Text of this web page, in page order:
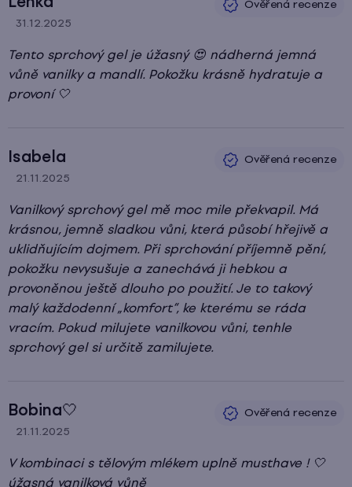
Hodnocení produktu je 5 z 5 hvězdiček.
31.12.2025
Tento sprchový gel je úžasný 😍 nádherná jemná
vůně vanilky a mandlí. Pokožku krásně hydratuje a
provoní 🤍
Isabela
Hodnocení produktu je 5 z 5 hvězdiček.
21.11.2025
Vanilkový sprchový gel mě moc mile překvapil. Má
krásnou, jemně sladkou vůni, která působí hřejivě a
uklidňujícím dojmem. Při sprchování příjemně pění,
pokožku nevysušuje a zanechává ji hebkou a
provoněnou ještě dlouho po použití. Je to takový
malý každodenní „komfort“, ke kterému se ráda
vracím. Pokud milujete vanilkovou vůni, tenhle
sprchový gel si určitě zamilujete.
Bobina🤍
Hodnocení produktu je 5 z 5 hvězdiček.
21.11.2025
V kombinaci s tělovým mlékem uplně musthave ! 🤍
úžasná vanilková vůně